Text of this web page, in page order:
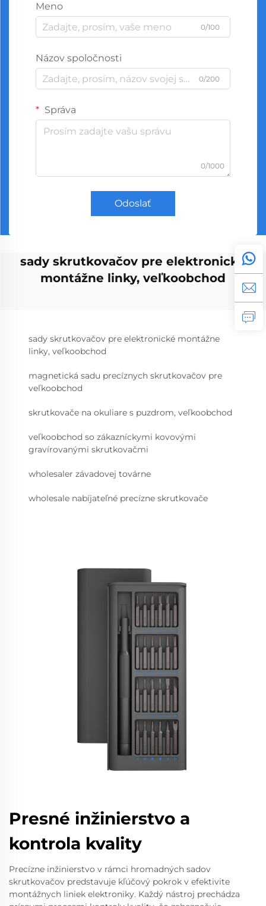
Meno
0/100
Názov spoločnosti
0/200
Správa
0/1000
Odoslať
sady skrutkovačov pre elektronické
montážne linky, veľkoobchod
sady skrutkovačov pre elektronické montážne
linky, veľkoobchod
magnetická sadu precíznych skrutkovačov pre
veľkoobchod
skrutkovače na okuliare s puzdrom, veľkoobchod
veľkoobchod so zákazníckymi kovovými
gravírovanými skrutkovačmi
wholesaler závadovej továrne
wholesale nabíjateľné precízne skrutkovače
Presné inžinierstvo a
kontrola kvality
Precízne inžinierstvo v rámci hromadných sadov
skrutkovačov predstavuje kľúčový pokrok v efektivite
montážnych liniek elektroniky. Každý nástroj prechádza